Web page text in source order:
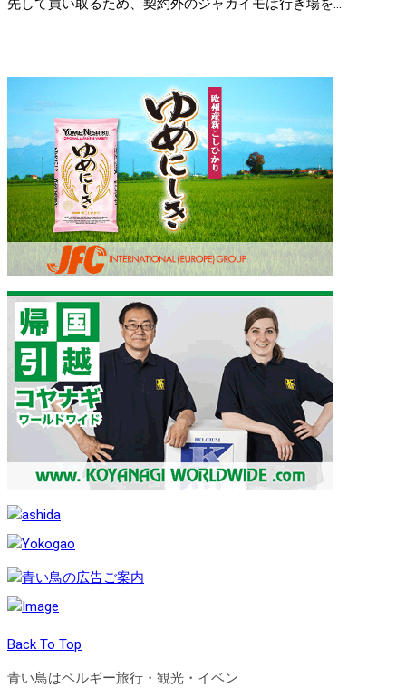
Back To Top
青い鳥はベルギー旅行・観光・イベン